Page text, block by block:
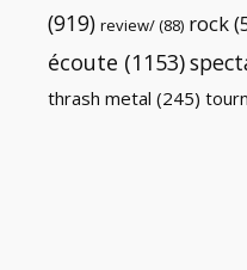
(919) review/(88) rock
écoute (1153)
thrash metal (245)